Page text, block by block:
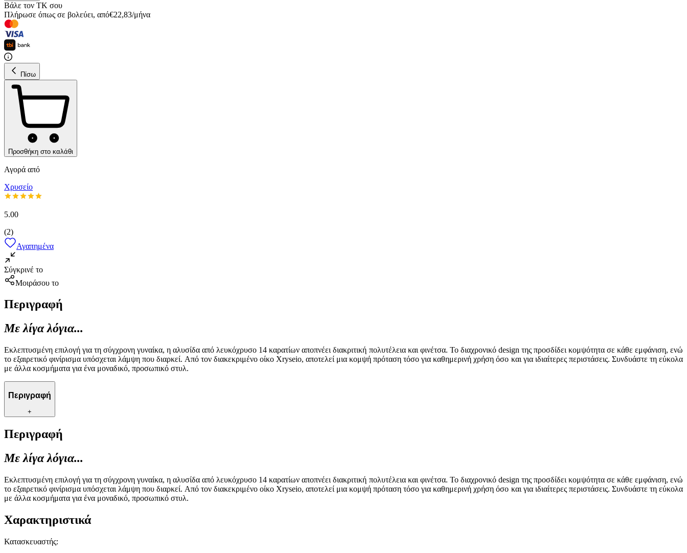
Βάλε τον ΤΚ σου
Πλήρωσε όπως σε βολεύει, από€22,83/μήνα
Πίσω
Προσθήκη στο καλάθι
Αγορά από
Χρυσείο
5.00
(2)
Αγαπημένα
Σύγκρινέ το
Μοιράσου το
Περιγραφή
Με λίγα λόγια...
Εκλεπτυσμένη επιλογή για τη σύγχρονη γυναίκα, η αλυσίδα από λευκόχρυσο 14 καρατίων αποπνέει διακριτική πολυτέλεια και φινέτσα. Το διαχρονικό design της προσδίδει κομψότητα σε κάθε εμφάνιση, ενώ
το εξαιρετικό φινίρισμα υπόσχεται λάμψη που διαρκεί. Από τον διακεκριμένο οίκο Xryseio, αποτελεί μια κομψή πρόταση τόσο για καθημερινή χρήση όσο και για ιδιαίτερες περιστάσεις. Συνδυάστε τη εύκολα
με άλλα κοσμήματα για ένα μοναδικό, προσωπικό στυλ.
Περιγραφή
+
Περιγραφή
Με λίγα λόγια...
Εκλεπτυσμένη επιλογή για τη σύγχρονη γυναίκα, η αλυσίδα από λευκόχρυσο 14 καρατίων αποπνέει διακριτική πολυτέλεια και φινέτσα. Το διαχρονικό design της προσδίδει κομψότητα σε κάθε εμφάνιση, ενώ
το εξαιρετικό φινίρισμα υπόσχεται λάμψη που διαρκεί. Από τον διακεκριμένο οίκο Xryseio, αποτελεί μια κομψή πρόταση τόσο για καθημερινή χρήση όσο και για ιδιαίτερες περιστάσεις. Συνδυάστε τη εύκολα
με άλλα κοσμήματα για ένα μοναδικό, προσωπικό στυλ.
Χαρακτηριστικά
Κατασκευαστής: